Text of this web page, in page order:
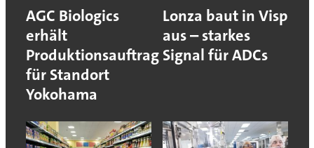
AGC Biologics
erhält
Produktionsauftrag
für Standort
Yokohama
Lonza baut in Visp
aus – starkes
Signal für ADCs